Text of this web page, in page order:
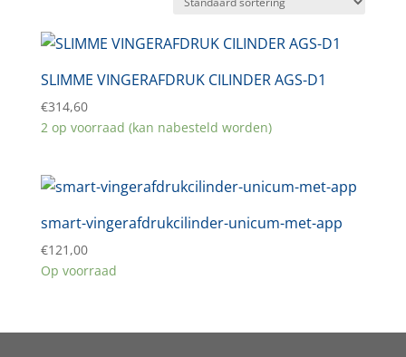
SLIMME VINGERAFDRUK CILINDER AGS-D1
€314,60
2 op voorraad (kan nabesteld worden)
smart-vingerafdrukcilinder-unicum-met-app
€121,00
Op voorraad